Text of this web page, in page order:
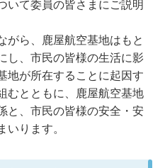
いて委員の皆さまにご説明
がら、鹿屋航空基地はもと
し、市民の皆様の生活に影
地が所在することに起因す
むとともに、鹿屋航空基地
と、市民の皆様の安全・安
いります。